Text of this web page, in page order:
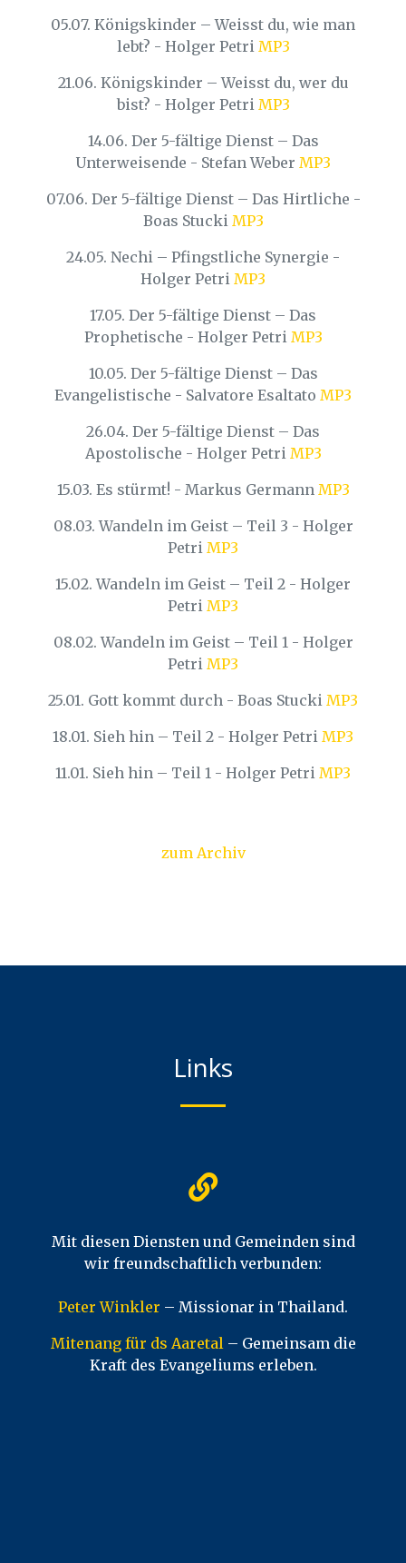
05.07. Königskinder – Weisst du, wie man
lebt? - Holger Petri MP3
21.06. Königskinder – Weisst du, wer du
bist? - Holger Petri MP3
14.06. Der 5-fältige Dienst – Das
Unterweisende - Stefan Weber MP3
07.06. Der 5-fältige Dienst – Das Hirtliche -
Boas Stucki MP3
24.05. Nechi – Pfingstliche Synergie -
Holger Petri MP3
17.05. Der 5-fältige Dienst – Das
Prophetische - Holger Petri MP3
10.05. Der 5-fältige Dienst – Das
Evangelistische - Salvatore Esaltato MP3
26.04. Der 5-fältige Dienst – Das
Apostolische - Holger Petri MP3
15.03. Es stürmt! - Markus Germann MP3
08.03. Wandeln im Geist – Teil 3 - Holger
Petri MP3
15.02. Wandeln im Geist – Teil 2 - Holger
Petri MP3
08.02. Wandeln im Geist – Teil 1 - Holger
Petri MP3
25.01. Gott kommt durch - Boas Stucki MP3
18.01. Sieh hin – Teil 2 - Holger Petri MP3
11.01. Sieh hin – Teil 1 - Holger Petri MP3
zum Archiv
Links
Mit diesen Diensten und Gemeinden sind
wir freundschaftlich verbunden:
Peter Winkler – Missionar in Thailand.
Mitenang für ds Aaretal – Gemeinsam die
Kraft des Evangeliums erleben.